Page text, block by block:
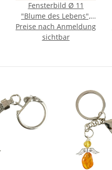
Fensterbild Ø 11
"Blume des Lebens",
Bernstein/Birke
Preise nach Anmeldung
sichtbar